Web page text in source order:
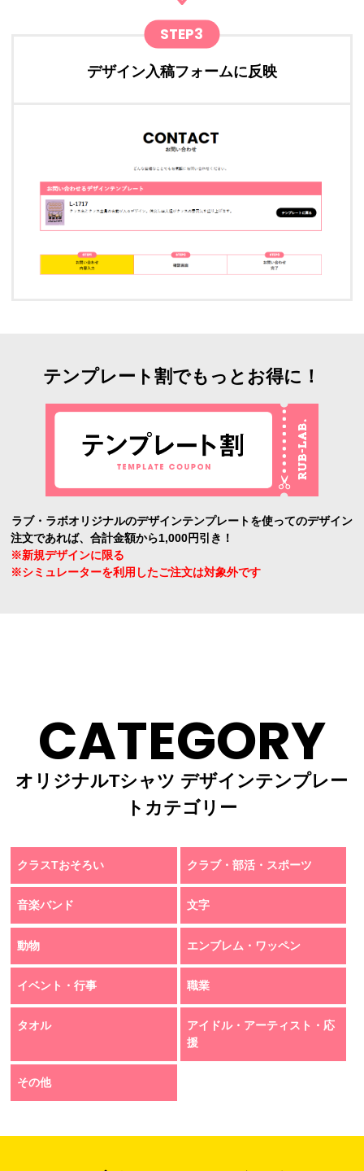
STEP3
デザイン入稿フォームに反映
テンプレート割でもっとお得に！
ラブ・ラボオリジナルのデザインテンプレートを使ってのデザイン
注文であれば、合計金額から1,000円引き！
※新規デザインに限る
※シミュレーターを利用したご注文は対象外です
CATEGORY
オリジナルTシャツ デザインテンプレー
トカテゴリー
クラスTおそろい クラブ・部活・スポーツ
音楽バンド 文字
動物 エンブレム・ワッペン
イベント・行事 職業
タオル
アイドル・アーティスト・応
援
その他